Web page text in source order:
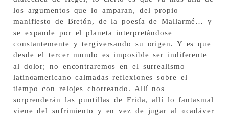
los argumentos que lo amparan, del propio
manifiesto de Bretón, de la poesía de Mallarmé… y
se expande por el planeta interpretándose
constantemente y tergiversando su origen. Y es que
desde el tercer mundo es imposible ser indiferente
al dolor; no encontraremos en el surrealismo
latinoamericano calmadas reflexiones sobre el
tiempo con relojes chorreando. Allí nos
sorprenderán las puntillas de Frida, allí lo fantasmal
viene del sufrimiento y en vez de jugar al «cadáver